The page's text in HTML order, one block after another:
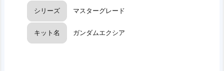
シリーズ マスターグレード
キット名 ガンダムエクシア